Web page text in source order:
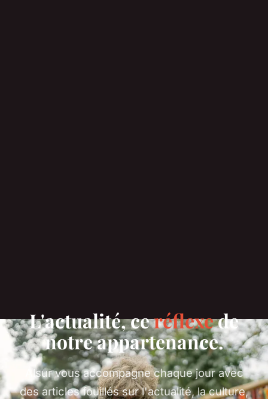
L'actualité, ceréflexede
notre appartenance.
Alsur vous accompagne chaque jour avec
des articles fouillés sur l'actualité, la culture,